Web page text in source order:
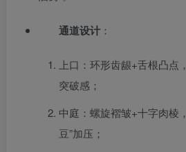
通道设计 ：
上口：环形齿龈+舌根凸点
突破感；
中庭：螺旋褶皱+十字肉棱
豆”加压；